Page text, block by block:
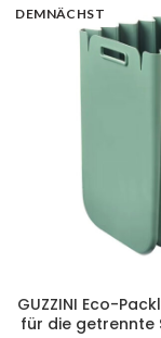
DEMNÄCHST
GUZZINI Eco-
für die getrennte